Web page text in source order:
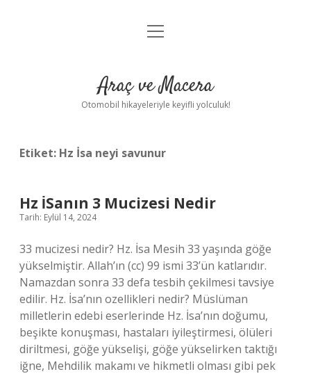
Anasayfa
Yasal Uyarı
menüyü
Araç ve Macera
Otomobil hikayeleriyle keyifli yolculuk!
Etiket: Hz İsa neyi savunur
Hz İSanın 3 Mucizesi Nedir
Tarih: Eylül 14, 2024
33 mucizesi nedir? Hz. İsa Mesih 33 yaşında göğe
yükselmiştir. Allah’ın (cc) 99 ismi 33’ün katlarıdır.
Namazdan sonra 33 defa tesbih çekilmesi tavsiye
edilir. Hz. İsa’nın ozellikleri nedir? Müslüman
milletlerin edebi eserlerinde Hz. İsa’nın doğumu,
beşikte konuşması, hastaları iyileştirmesi, ölüleri
diriltmesi, göğe yükselişi, göğe yükselirken taktığı
iğne, Mehdilik makamı ve hikmetli olması gibi pek